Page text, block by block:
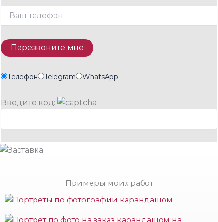
Телефон Telegram WhatsApp
Введите код:
Примеры моих работ